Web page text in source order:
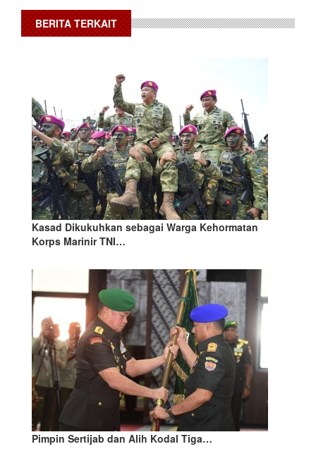
BERITA TERKAIT
Kasad Dikukuhkan sebagai Warga Kehormatan
Korps Marinir TNI…
Pimpin Sertijab dan Alih Kodal Tiga…